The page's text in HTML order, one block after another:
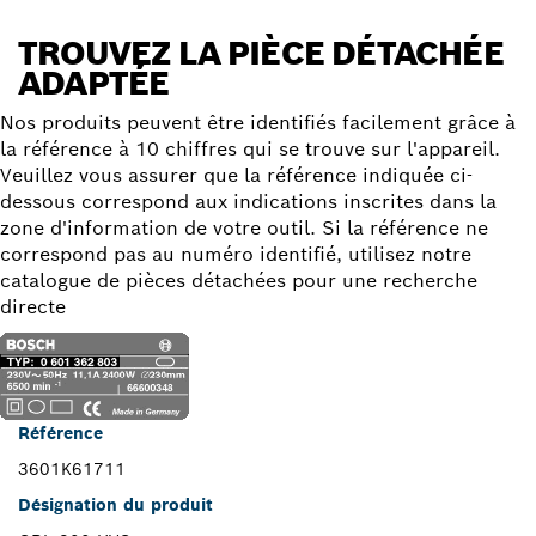
TROUVEZ LA PIÈCE DÉTACHÉE
ADAPTÉE
Nos produits peuvent être identifiés facilement grâce à
la référence à 10 chiffres qui se trouve sur l'appareil.
Veuillez vous assurer que la référence indiquée ci-
dessous correspond aux indications inscrites dans la
zone d'information de votre outil. Si la référence ne
correspond pas au numéro identifié, utilisez notre
catalogue de pièces détachées pour une recherche
directe
Référence
3601K61711
Désignation du produit